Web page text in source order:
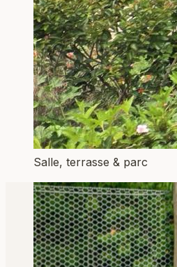
Salle, terrasse & parc